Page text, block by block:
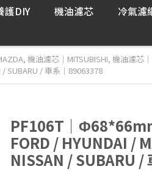
護DIY 機油濾芯 冷氣濾
, 機油濾芯｜MITSUBISHI, 機油濾芯
SUBARU / 車系｜89063378
PF106T｜
FORD / HYUNDAI /
NISSAN / SUBARU